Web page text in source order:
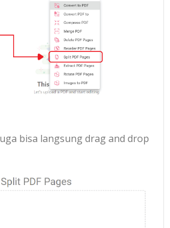
bisa langsung drag and drop